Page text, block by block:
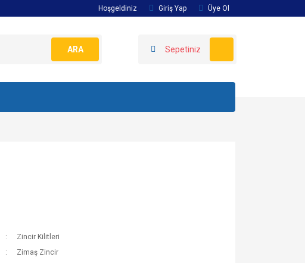
Hoşgeldiniz Giriş Yap Üye Ol
ARA Sepetiniz
Zincir Kilitleri
Zimaş Zincir